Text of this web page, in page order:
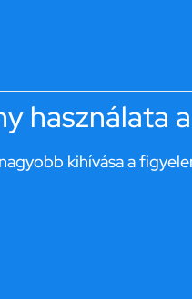
használata
kihívása a